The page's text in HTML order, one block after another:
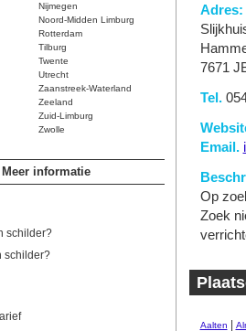
Nijmegen
Noord-Midden Limburg
Rotterdam
Tilburg
Twente
Utrecht
Zaanstreek-Waterland
Zeeland
Zuid-Limburg
Zwolle
Meer informatie
schilder?
schilder?
Adres:
7671
Tel.
Email.
Op
Zoek
Aalten